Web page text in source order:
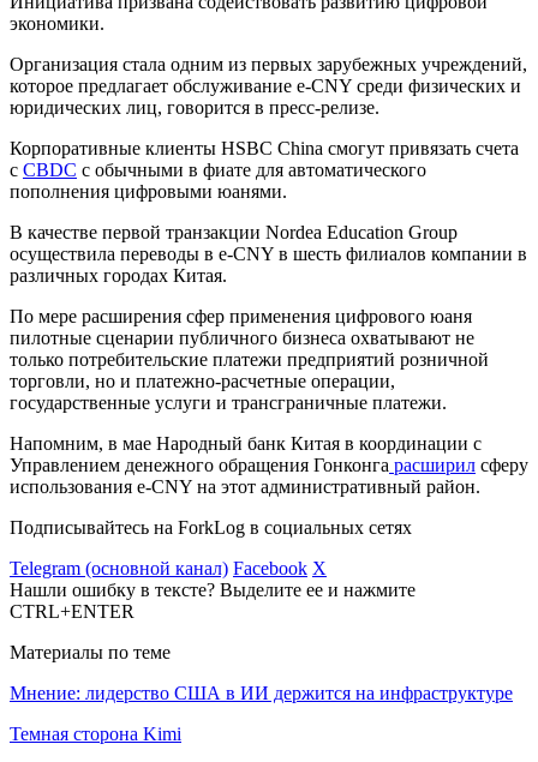
экономики.
Организация стала одним из первых зарубежных учреждений,
которое предлагает обслуживание e-CNY среди физических и
юридических лиц, говорится в пресс-релизе.
Корпоративные клиенты HSBC China смогут привязать счета
с CBDC c обычными в фиате для автоматического
пополнения цифровыми юанями.
В качестве первой транзакции Nordea Education Group
осуществила переводы в e-CNY в шесть филиалов компании в
различных городах Китая.
По мере расширения сфер применения цифрового юаня
пилотные сценарии публичного бизнеса охватывают не
только потребительские платежи предприятий розничной
торговли, но и платежно-расчетные операции,
государственные услуги и трансграничные платежи.
Напомним, в мае Народный банк Китая в координации с
Управлением денежного обращения Гонконга расширил сферу
использования e-CNY на этот административный район.
Подписывайтесь на ForkLog в социальных сетях
Telegram (основной канал) Facebook X
Нашли ошибку в тексте? Выделите ее и нажмите
CTRL+ENTER
Материалы по теме
Мнение: лидерство США в ИИ держится на инфраструктуре
Темная сторона Kimi